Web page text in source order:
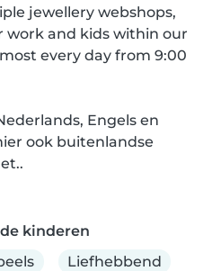
jewellery webshops,
work and kids within our
every day from 9:00
Engels en
ook buitenlandse
kinderen
Liefhebbend